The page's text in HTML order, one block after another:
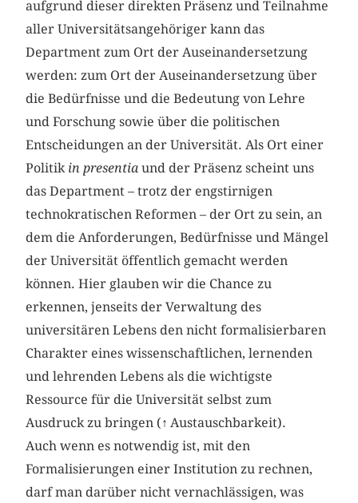
aufgrund dieser direkten Präsenz und Teilnahme
aller Universitätsangehöriger kann das
Department zum Ort der Auseinandersetzung
werden: zum Ort der Auseinandersetzung über
die Bedürfnisse und die Bedeutung von Lehre
und Forschung sowie über die politischen
Entscheidungen an der Universität. Als Ort einer
Politik in presentia und der Präsenz scheint uns
das Department – trotz der engstirnigen
technokratischen Reformen – der Ort zu sein, an
dem die Anforderungen, Bedürfnisse und Mängel
der Universität öffentlich gemacht werden
können. Hier glauben wir die Chance zu
erkennen, jenseits der Verwaltung des
universitären Lebens den nicht formalisierbaren
Charakter eines wissenschaftlichen, lernenden
und lehrenden Lebens als die wichtigste
Ressource für die Universität selbst zum
Ausdruck zu bringen (↑Austauschbarkeit).
Auch wenn es notwendig ist, mit den
Formalisierungen einer Institution zu rechnen,
darf man darüber nicht vernachlässigen, was